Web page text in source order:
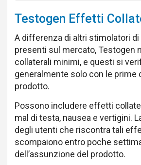
Testogen Effetti
A differenza di altri stimolatori
presenti sul mercato, Testogen
collaterali minimi, e questi si
generalmente solo con le prime
prodotto.
Possono includere effetti
mal di testa, nausea e vertigini.
degli utenti che riscontra tali
scompaiono entro poche
dell’assunzione del prodotto.